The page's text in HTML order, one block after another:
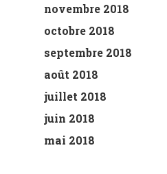
novembre 2018
octobre 2018
septembre 2018
août 2018
juillet 2018
juin 2018
mai 2018